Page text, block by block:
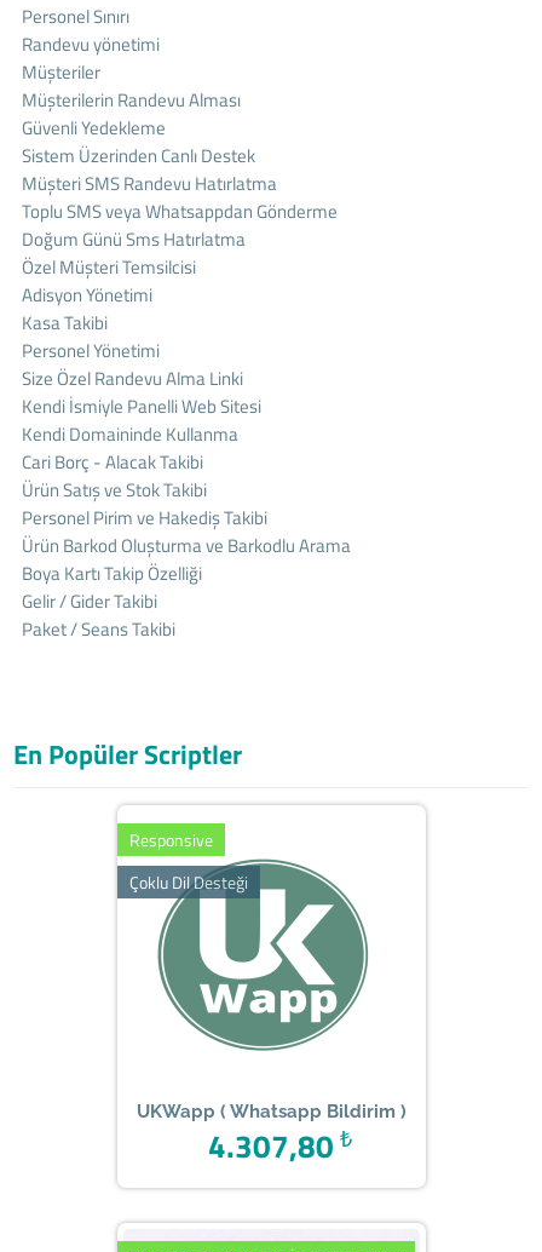
Personel Sınırı
Randevu yönetimi
Müşteriler
Müşterilerin Randevu Alması
Güvenli Yedekleme
Sistem Üzerinden Canlı Destek
Müşteri SMS Randevu Hatırlatma
Toplu SMS veya Whatsappdan Gönderme
Doğum Günü Sms Hatırlatma
Özel Müşteri Temsilcisi
Adisyon Yönetimi
Kasa Takibi
Personel Yönetimi
Size Özel Randevu Alma Linki
Kendi İsmiyle Panelli Web Sitesi
Kendi Domaininde Kullanma
Cari Borç - Alacak Takibi
Ürün Satış ve Stok Takibi
Personel Pirim ve Hakediş Takibi
Ürün Barkod Oluşturma ve Barkodlu Arama
Boya Kartı Takip Özelliği
Gelir / Gider Takibi
Paket / Seans Takibi
En Popüler Scriptler
Responsive
Çoklu Dil Desteği
UKWapp ( Whatsapp Bildirim )
₺
4.307,80